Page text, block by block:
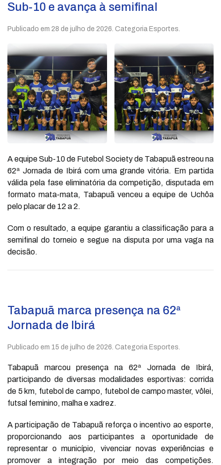
Sub-10 e avança à semifinal
Publicado em 28 de julho de 2026. Categoria Esportes.
A equipe Sub-10 de Futebol Society de Tabapuã estreou na
62ª Jornada de Ibirá com uma grande vitória. Em partida
válida pela fase eliminatória da competição, disputada em
formato mata-mata, Tabapuã venceu a equipe de Uchôa
pelo placar de 12 a 2.
Com o resultado, a equipe garantiu a classificação para a
semifinal do torneio e segue na disputa por uma vaga na
decisão.
Tabapuã marca presença na 62ª
Jornada de Ibirá
Publicado em 15 de julho de 2026 . Categoria Esportes.
Tabapuã marcou presença na 62ª Jornada de Ibirá,
participando de diversas modalidades esportivas: corrida
de 5 km, futebol de campo, futebol de campo master, vôlei,
futsal feminino, malha e xadrez.
A participação de Tabapuã reforça o incentivo ao esporte,
proporcionando aos participantes a oportunidade de
representar o município, vivenciar novas experiências e
promover a integração por meio das competições.